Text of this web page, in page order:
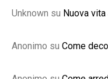
Unknown su Nuova
Anonimo su Come